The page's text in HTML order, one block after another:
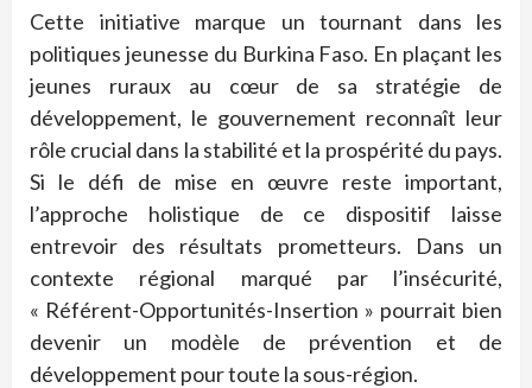
Cette initiative marque un tournant dans les
politiques jeunesse du Burkina Faso. En plaçant les
jeunes ruraux au cœur de sa stratégie de
développement, le gouvernement reconnaît leur
rôle crucial dans la stabilité et la prospérité du pays.
Si le défi de mise en œuvre reste important,
l’approche holistique de ce dispositif laisse
entrevoir des résultats prometteurs. Dans un
contexte régional marqué par l’insécurité,
« Référent-Opportunités-Insertion » pourrait bien
devenir un modèle de prévention et de
développement pour toute la sous-région.